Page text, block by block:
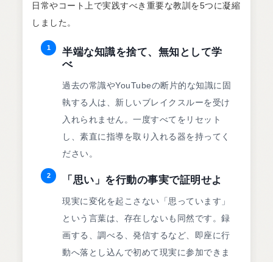
日常やコート上で実践すべき重要な教訓を5つに凝縮
しました。
1
半端な知識を捨て、無知として学
べ
過去の常識やYouTubeの断片的な知識に固
執する人は、新しいブレイクスルーを受け
入れられません。一度すべてをリセット
し、素直に指導を取り入れる器を持ってく
ださい。
2 「思い」を行動の事実で証明せよ
現実に変化を起こさない「思っています」
という言葉は、存在しないも同然です。録
画する、調べる、発信するなど、即座に行
動へ落とし込んで初めて現実に参加できま